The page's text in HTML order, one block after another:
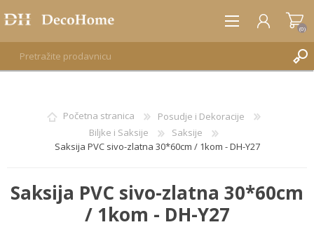
REGISTRUJTE SE
(0)
Početna stranica
Posudje i Dekoracije
Biljke i Saksije
Saksije
Saksija PVC sivo-zlatna 30*60cm / 1kom - DH-Y27
Saksija PVC sivo-zlatna 30*60cm
/ 1kom - DH-Y27